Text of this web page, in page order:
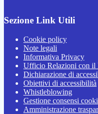
Sezione Link Utili
Cookie policy
Note legali
Informativa Privacy
Ufficio Relazioni con il
Dichiarazione di
Obiettivi di accessibilità
Whistleblowing
Gestione consensi
Amministrazione